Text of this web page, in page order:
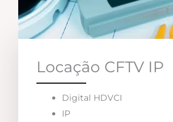
Locação CFTV IP
Digital HDVCI
IP